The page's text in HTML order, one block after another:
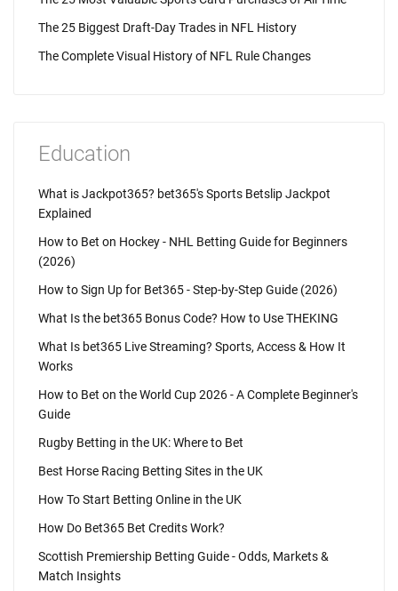
The 25 Biggest Draft-Day Trades in NFL History
The Complete Visual History of NFL Rule Changes
Education
What is Jackpot365? bet365's Sports Betslip Jackpot
Explained
How to Bet on Hockey - NHL Betting Guide for Beginners
(2026)
How to Sign Up for Bet365 - Step-by-Step Guide (2026)
What Is the bet365 Bonus Code? How to Use THEKING
What Is bet365 Live Streaming? Sports, Access & How It
Works
How to Bet on the World Cup 2026 - A Complete Beginner's
Guide
Rugby Betting in the UK: Where to Bet
Best Horse Racing Betting Sites in the UK
How To Start Betting Online in the UK
How Do Bet365 Bet Credits Work?
Scottish Premiership Betting Guide - Odds, Markets &
Match Insights